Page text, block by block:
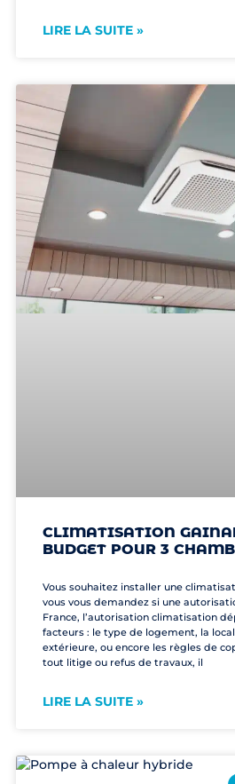
LIRE LA SUITE »
CLIMATISATION
BUDGET POUR 3
Vous souhaitez installer une
vous vous demandez si une
France, l’autorisation climatisation
facteurs : le type de logement, la
extérieure, ou encore les règles de
tout litige ou refus de travaux, il
LIRE LA SUITE »